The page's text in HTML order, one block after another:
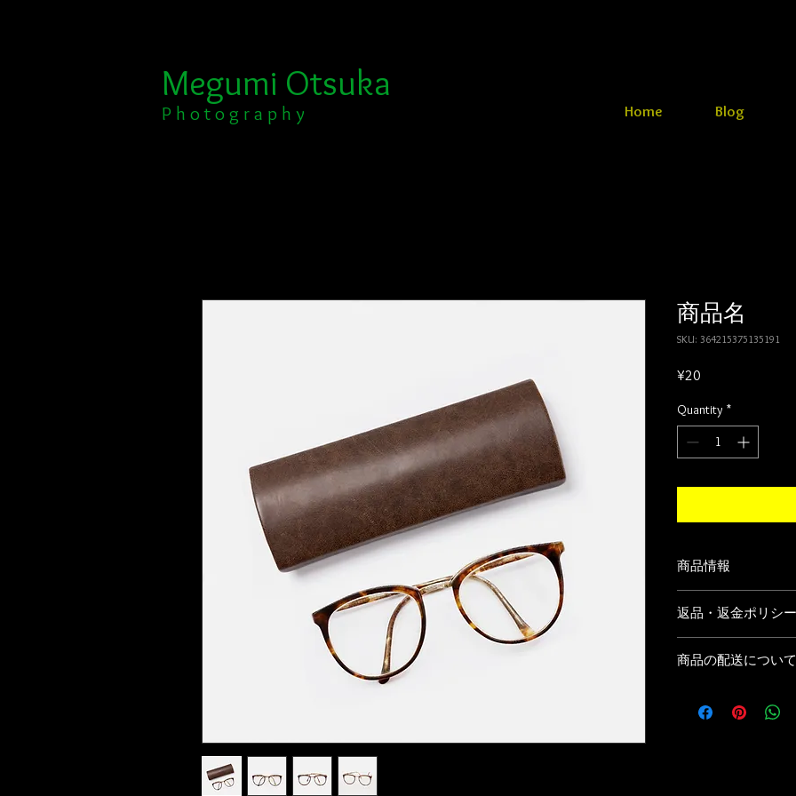
Megumi Otsuka​​​​​​​
​​​P h o t o g r a p h y Home Blog
商品名
SKU: 364215375135191
¥20
Quantity *
商品情報
明に加え、商品の特
しましょう。
返品・返金ポリシー
だけなかった場合の
頼を獲得し、安心し
商品の配送について
する情報を入力し